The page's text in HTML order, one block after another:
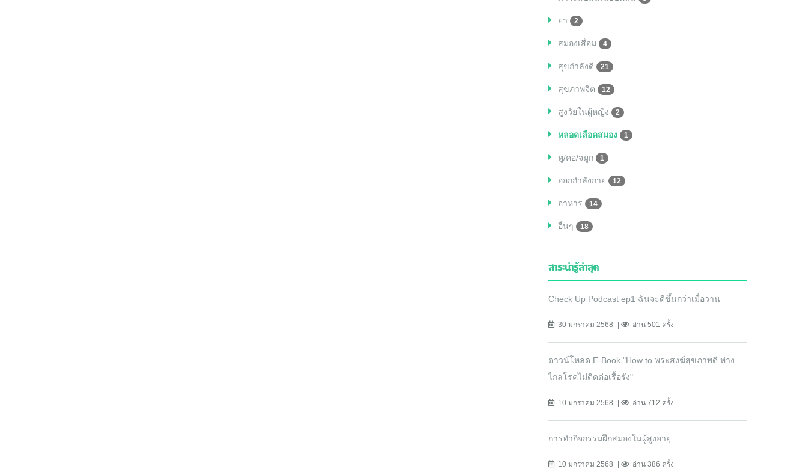
ยา 2
สมองเสื่อม 4
สุขกำลังดี 21
สุขภาพจิต 12
สูงวัยในผู้หญิง 2
หลอดเลือดสมอง 1
หู/คอ/จมูก 1
ออกกำลังกาย 12
อาหาร 14
อื่นๆ 18
สาระน่ารู้ล่าสุด
Check Up Podcast ep1 ฉันจะดีขึ้นกว่าเมื่อวาน
30 มกราคม 2568 อ่าน 501 ครั้ง
ดาวน์โหลด E-Book "How to พระสงฆ์สุขภาพดี ห่าง
ไกลโรคไม่ติดต่อเรื้อรัง"
10 มกราคม 2568 อ่าน 712 ครั้ง
การทำกิจกรรมฝึกสมองในผู้สูงอายุ
10 มกราคม 2568 อ่าน 386 ครั้ง